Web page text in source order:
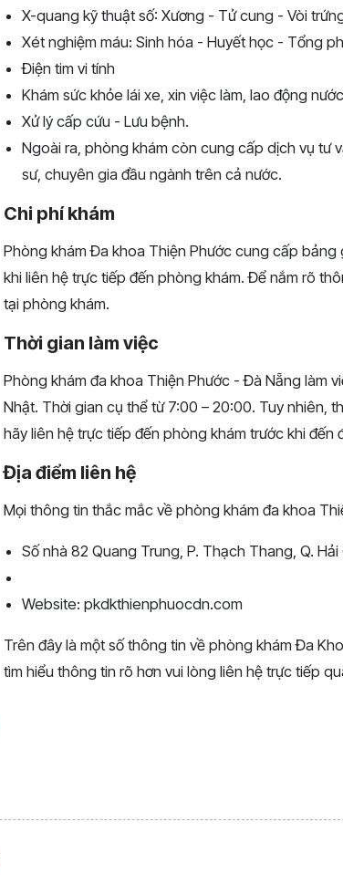
X-quang kỹ thuật số: Xương - Tử cung - Vòi
Xét nghiệm máu: Sinh hóa - Huyết học - Tổng
Điện tim vi tính
Khám sức khỏe lái xe, xin việc làm, lao động
Xử lý cấp cứu - Lưu bệnh.
Ngoài ra, phòng khám còn cung cấp dịch vụ tư
sư, chuyên gia đầu ngành trên cả nước.
Chi phí khám
Phòng khám Đa khoa Thiện Phước cung cấp
khi liên hệ trực tiếp đến phòng khám. Để nắm rõ
tại phòng khám.
Thời gian làm việc
Phòng khám đa khoa Thiện Phước - Đà Nẵng làm
Nhật. Thời gian cụ thể từ 7:00 – 20:00. Tuy nhiên,
hãy liên hệ trực tiếp đến phòng khám trước khi đến
Địa điểm liên hệ
Mọi thông tin thắc mắc về phòng khám đa khoa
Số nhà 82 Quang Trung, P. Thạch Thang, Q.
Website: pkdkthienphuocdn.com
Trên đây là một số thông tin về phòng khám Đa
tìm hiểu thông tin rõ hơn vui lòng liên hệ trực tiếp